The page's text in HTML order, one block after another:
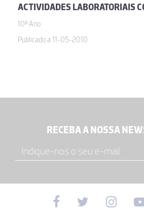
10º Ano
Publicado a 11-05-2010
RECEBA A NOSSA